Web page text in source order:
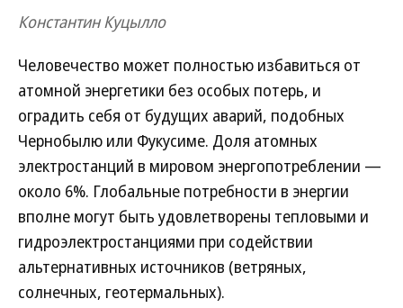
Константин Куцылло
Человечество может полностью избавиться от
атомной энергетики без особых потерь, и
оградить себя от будущих аварий, подобных
Чернобылю или Фукусиме. Доля атомных
электростанций в мировом энергопотреблении —
около 6%. Глобальные потребности в энергии
вполне могут быть удовлетворены тепловыми и
гидроэлектростанциями при содействии
альтернативных источников (ветряных,
солнечных, геотермальных).